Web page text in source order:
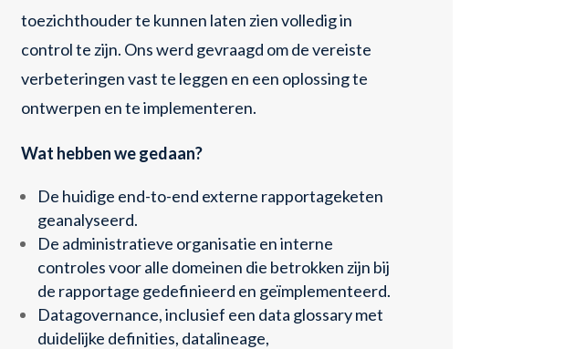
toezichthouder te kunnen laten zien volledig in
control te zijn. Ons werd gevraagd om de vereiste
verbeteringen vast te leggen en een oplossing te
ontwerpen en te implementeren.
Wat hebben we gedaan?
De huidige end-to-end externe rapportageketen
geanalyseerd.
De administratieve organisatie en interne
controles voor alle domeinen die betrokken zijn bij
de rapportage gedefinieerd en geïmplementeerd.
Datagovernance, inclusief een data glossary met
duidelijke definities, datalineage,